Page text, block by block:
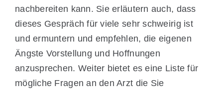
nachbereiten kann. Sie erläutern auch, dass
dieses Gespräch für viele sehr schweirig ist
und ermuntern und empfehlen, die eigenen
Ängste Vorstellung und Hoffnungen
anzusprechen. Weiter bietet es eine Liste für
mögliche Fragen an den Arzt die Sie